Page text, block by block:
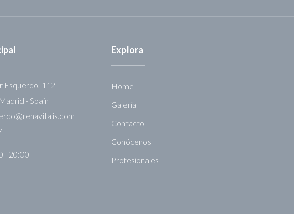
Explora
Home
Galería
Contacto
Conócenos
Profesionales
Esquerdo, 112
- Spain
- 20:00